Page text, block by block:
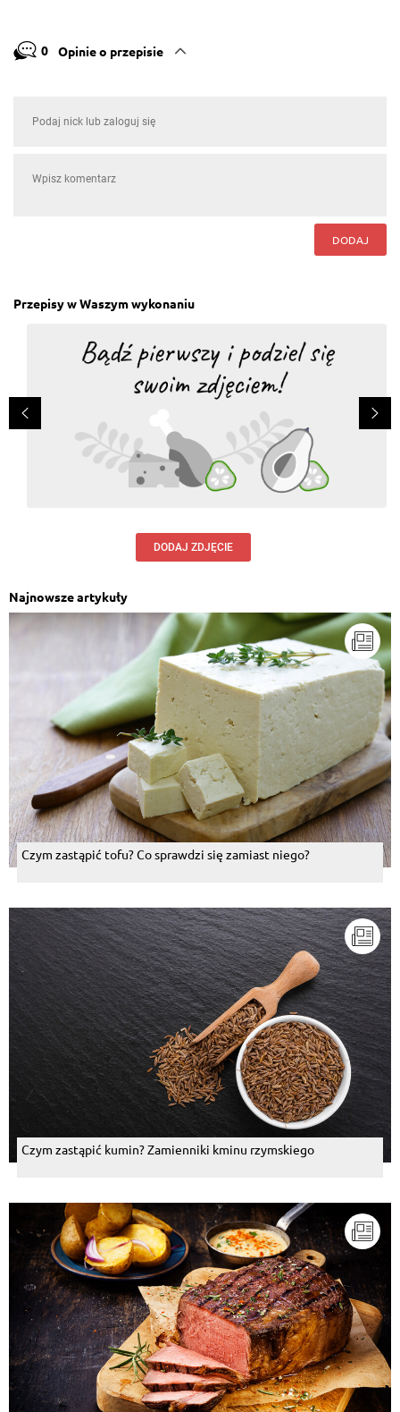
0 Opinie o przepisie
DODAJ
Przepisy w Waszym wykonaniu
DODAJ ZDJĘCIE
Najnowsze artykuły
Czym zastąpić tofu? Co sprawdzi się zamiast niego?
Czym zastąpić kumin? Zamienniki kminu rzymskiego